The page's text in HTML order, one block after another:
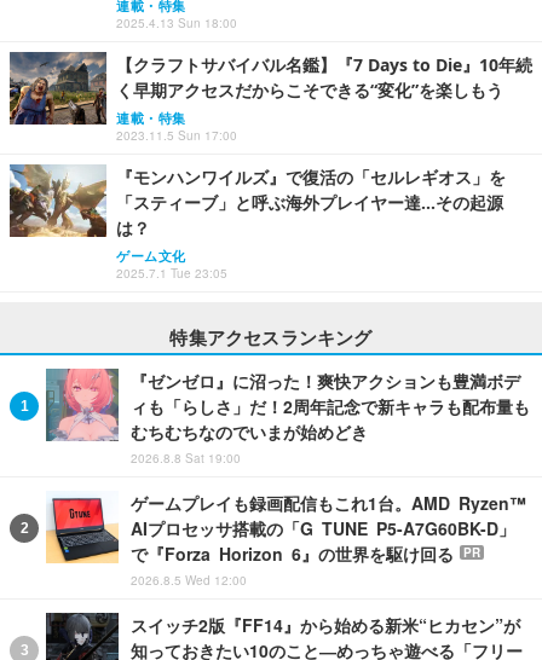
連載・特集
2025.4.13 Sun 18:00
【クラフトサバイバル名鑑】『7 Days to Die』10年続
く早期アクセスだからこそできる“変化”を楽しもう
連載・特集
2023.11.5 Sun 17:00
『モンハンワイルズ』で復活の「セルレギオス」を
「スティーブ」と呼ぶ海外プレイヤー達…その起源
は？
ゲーム文化
2025.7.1 Tue 23:05
特集アクセスランキング
『ゼンゼロ』に沼った！爽快アクションも豊満ボデ
ィも「らしさ」だ！2周年記念で新キャラも配布量も
むちむちなのでいまが始めどき
2026.8.8 Sat 19:00
ゲームプレイも録画配信もこれ1台。AMD Ryzen™
AIプロセッサ搭載の「G TUNE P5-A7G60BK-D」
で『Forza Horizon 6』の世界を駆け回る
PR
2026.8.5 Wed 12:00
スイッチ2版『FF14』から始める新米“ヒカセン”が
知っておきたい10のこと―めっちゃ遊べる「フリー